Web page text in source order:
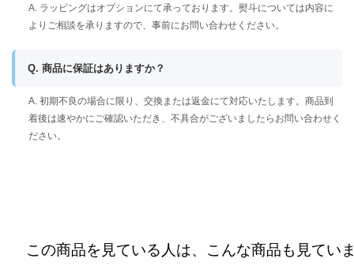
A. ラッピングはオプションにて承っております。熨斗については内容に
よりご相談を承りますので、事前にお問い合わせください。
Q. 商品に保証はありますか？
A. 初期不良の場合に限り、交換または返金にて対応いたします。商品到
着後は速やかにご確認いただき、不具合がございましたらお問い合わせく
ださい。
この商品を見ている人は、こんな商品も見てい